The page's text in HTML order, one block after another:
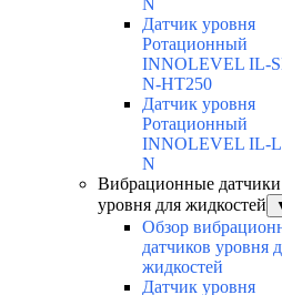
N
Датчик уровня
Ротационный
INNOLEVEL IL-
N-HT250
Датчик уровня
Ротационный
INNOLEVEL IL-
N
Вибрационные датчики
уровня для жидкостей
Обзор
датчиков уровня
жидкостей
Датчик уровня